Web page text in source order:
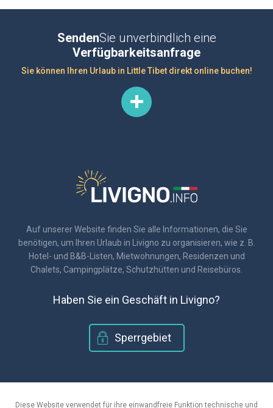
SendenSie unverbindlich eine
Verfügbarkeitsanfrage
Sie können Ihren Urlaub in Little Tibet direkt online buchen!
Auf unserer Website finden Sie alle Informationen, die Sie
benötigen, um Ihren Urlaub in Livigno zu organisieren, wie z. B.
Hotel- und B&B-Listen, Mietwohnungen, Residenzen und
Chalets, Campingplätze, Schutzhütten und Reisebüros.
Haben Sie ein Geschäft in Livigno?
Sperrgebiet
© 2018 - Livigno.info | C.F. 920171601410
Diese Website verwendet für ihre einwandfreie Funktion technische und